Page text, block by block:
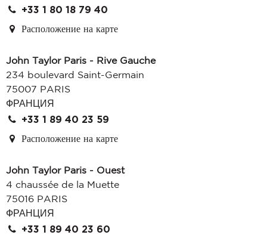
+33 1 80 18 79 40
Расположение на карте
John Taylor Paris - Rive Gauche
234 boulevard Saint-Germain
75007 PARIS
ФРАНЦИЯ
+33 1 89 40 23 59
Расположение на карте
John Taylor Paris - Ouest
4 chaussée de la Muette
75016 PARIS
ФРАНЦИЯ
+33 1 89 40 23 60